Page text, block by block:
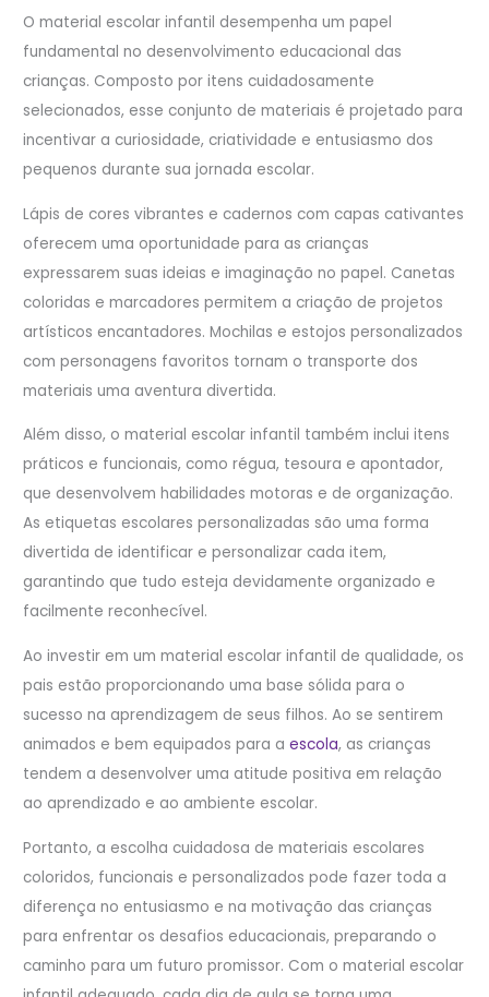
O material escolar infantil desempenha um papel
fundamental no desenvolvimento educacional das
crianças. Composto por itens cuidadosamente
selecionados, esse conjunto de materiais é projetado para
incentivar a curiosidade, criatividade e entusiasmo dos
pequenos durante sua jornada escolar.
Lápis de cores vibrantes e cadernos com capas cativantes
oferecem uma oportunidade para as crianças
expressarem suas ideias e imaginação no papel. Canetas
coloridas e marcadores permitem a criação de projetos
artísticos encantadores. Mochilas e estojos personalizados
com personagens favoritos tornam o transporte dos
materiais uma aventura divertida.
Além disso, o material escolar infantil também inclui itens
práticos e funcionais, como régua, tesoura e apontador,
que desenvolvem habilidades motoras e de organização.
As etiquetas escolares personalizadas são uma forma
divertida de identificar e personalizar cada item,
garantindo que tudo esteja devidamente organizado e
facilmente reconhecível.
Ao investir em um material escolar infantil de qualidade, os
pais estão proporcionando uma base sólida para o
sucesso na aprendizagem de seus filhos. Ao se sentirem
animados e bem equipados para aescola, as crianças
tendem a desenvolver uma atitude positiva em relação
ao aprendizado e ao ambiente escolar.
Portanto, a escolha cuidadosa de materiais escolares
coloridos, funcionais e personalizados pode fazer toda a
diferença no entusiasmo e na motivação das crianças
para enfrentar os desafios educacionais, preparando o
caminho para um futuro promissor. Com o material escolar